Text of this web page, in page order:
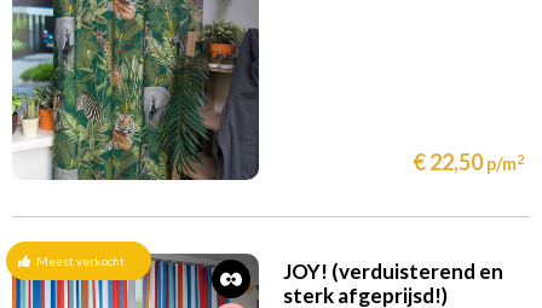
€ 22,50 p/m2
Meest verkocht
JOY! (verduisterend en
sterk afgeprijsd!)